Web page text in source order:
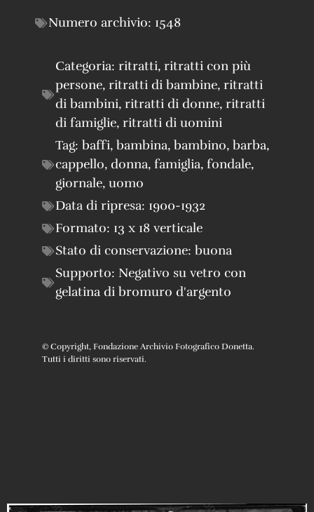
Numero archivio: 1548
Categoria: ritratti, ritratti con più
persone, ritratti di bambine, ritratti
di bambini, ritratti di donne, ritratti
di famiglie, ritratti di uomini
Tag: baffi, bambina, bambino, barba,
cappello, donna, famiglia, fondale,
giornale, uomo
Data di ripresa: 1900-1932
Formato: 13 x 18 verticale
Stato di conservazione: buona
Supporto: Negativo su vetro con
gelatina di bromuro d'argento
© Copyright, Fondazione Archivio Fotografico Donetta.
Tutti i diritti sono riservati.